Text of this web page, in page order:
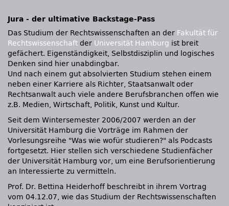
Jura - der ultimative Backstage-Pass
Das Studium der Rechtswissenschaften an der Fakultät für
Rechtswissenschaft der Universität Hamburg ist breit
gefächert. Eigenständigkeit, Selbstdisziplin und logisches
Denken sind hier unabdingbar.
Und nach einem gut absolvierten Studium stehen einem
neben einer Karriere als Richter, Staatsanwalt oder
Rechtsanwalt auch viele andere Berufsbranchen offen wie
z.B. Medien, Wirtschaft, Politik, Kunst und Kultur.
Seit dem Wintersemester 2006/2007 werden an der
Universität Hamburg die Vorträge im Rahmen der
Vorlesungsreihe "Was wie wofür studieren?" als Podcasts
fortgesetzt. Hier stellen sich verschiedene Studienfächer
der Universität Hamburg vor, um eine Berufsorientierung
an Interessierte zu vermitteln.
Prof. Dr. Bettina Heiderhoff beschreibt in ihrem Vortrag
vom 04.12.07, wie das Studium der Rechtswissenschaften